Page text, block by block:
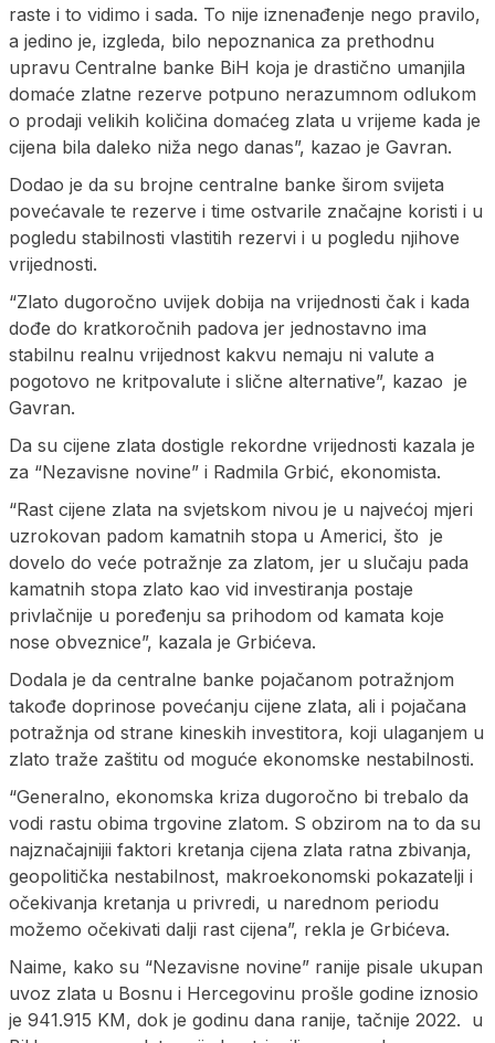
raste i to vidimo i sada. To nije iznenađenje nego pravilo,
a jedino je, izgleda, bilo nepoznanica za prethodnu
upravu Centralne banke BiH koja je drastično umanjila
domaće zlatne rezerve potpuno nerazumnom odlukom
o prodaji velikih količina domaćeg zlata u vrijeme kada je
cijena bila daleko niža nego danas”, kazao je Gavran.
Dodao je da su brojne centralne banke širom svijeta
povećavale te rezerve i time ostvarile značajne koristi i u
pogledu stabilnosti vlastitih rezervi i u pogledu njihove
vrijednosti.
“Zlato dugoročno uvijek dobija na vrijednosti čak i kada
dođe do kratkoročnih padova jer jednostavno ima
stabilnu realnu vrijednost kakvu nemaju ni valute a
pogotovo ne kritpovalute i slične alternative”, kazao je
Gavran.
Da su cijene zlata dostigle rekordne vrijednosti kazala je
za “Nezavisne novine” i Radmila Grbić, ekonomista.
“Rast cijene zlata na svjetskom nivou je u najvećoj mjeri
uzrokovan padom kamatnih stopa u Americi, što je
dovelo do veće potražnje za zlatom, jer u slučaju pada
kamatnih stopa zlato kao vid investiranja postaje
privlačnije u poređenju sa prihodom od kamata koje
nose obveznice”, kazala je Grbićeva.
Dodala je da centralne banke pojačanom potražnjom
takođe doprinose povećanju cijene zlata, ali i pojačana
potražnja od strane kineskih investitora, koji ulaganjem u
zlato traže zaštitu od moguće ekonomske nestabilnosti.
“Generalno, ekonomska kriza dugoročno bi trebalo da
vodi rastu obima trgovine zlatom. S obzirom na to da su
najznačajnijii faktori kretanja cijena zlata ratna zbivanja,
geopolitička nestabilnost, makroekonomski pokazatelji i
očekivanja kretanja u privredi, u narednom periodu
možemo očekivati dalji rast cijena”, rekla je Grbićeva.
Naime, kako su “Nezavisne novine” ranije pisale ukupan
uvoz zlata u Bosnu i Hercegovinu prošle godine iznosio
je 941.915 KM, dok je godinu dana ranije, tačnije 2022. u